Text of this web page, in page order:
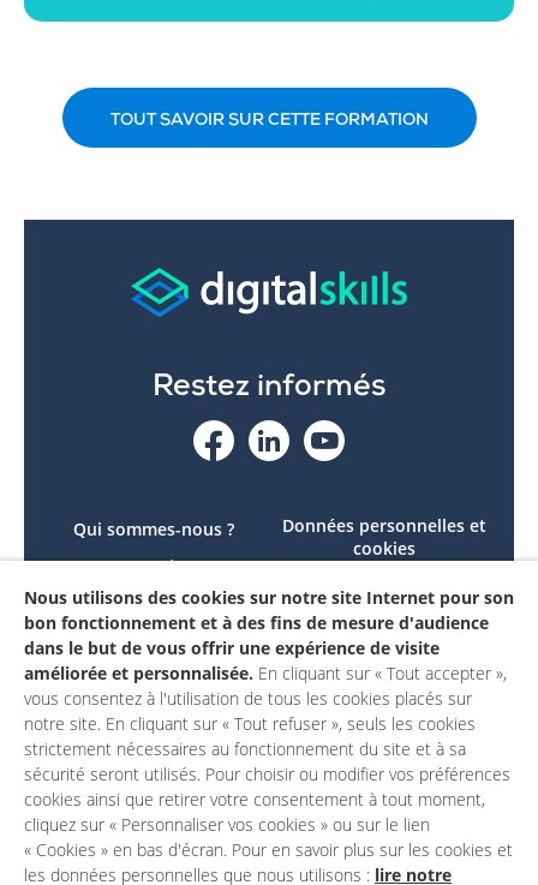
TOUT SAVOIR SUR CETTE FORMATION
Restez informés
Qui sommes-nous ?
Le projet
Contactez-nous
Mon compte
Données personnelles et
cookies
conforme
Mentions légales
Nous utilisons des cookies sur notre site Internet pour son
bon fonctionnement et à des fins de mesure d'audience
dans le but de vous offrir une expérience de visite
améliorée et personnalisée. En cliquant sur « Tout accepter »,
vous consentez à l'utilisation de tous les cookies placés sur
notre site. En cliquant sur « Tout refuser », seuls les cookies
strictement nécessaires au fonctionnement du site et à sa
sécurité seront utilisés. Pour choisir ou modifier vos préférences
cookies ainsi que retirer votre consentement à tout moment,
cliquez sur « Personnaliser vos cookies » ou sur le lien
« Cookies » en bas d'écran. Pour en savoir plus sur les cookies et
les données personnelles que nous utilisons : lire notre